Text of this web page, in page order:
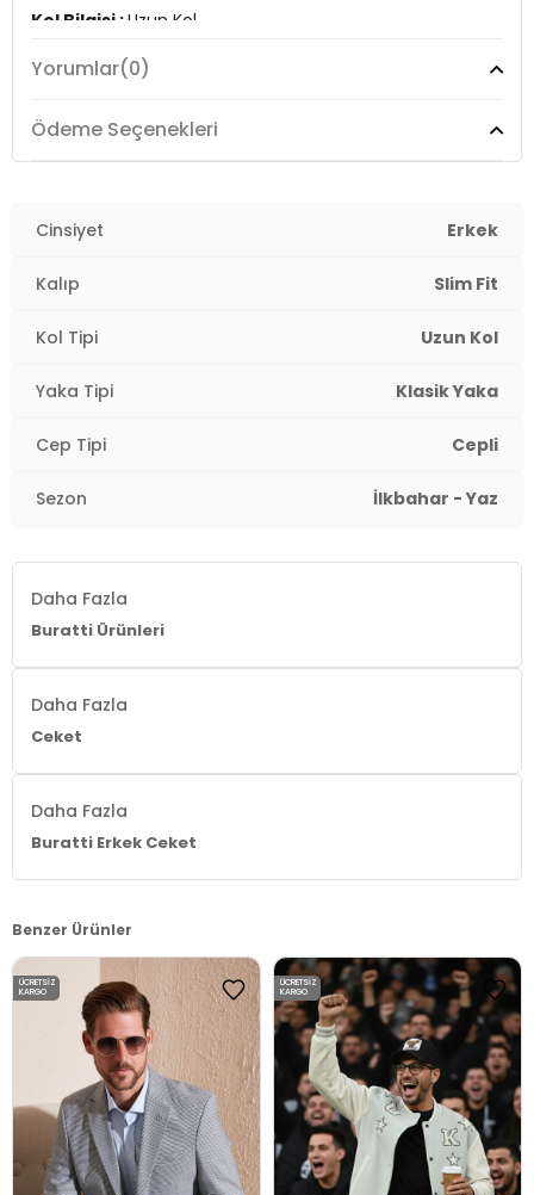
Kol Bilgisi :Uzun Kol
Cep Bilgisi :Cepli
Kalıp Bilgisi :Slim Fit
-Çift yırtmaç
-İç cep
Manken Ölçüsü :
Kilo : 82 kg / Boy : 1.86 cm / Göğüs :
Yorumlar(0)
Ödeme Seçenekleri
Cinsiyet Erkek
Kalıp Slim Fit
Kol Tipi Uzun Kol
Yaka Tipi Klasik Yaka
Cep Tipi Cepli
Sezon İlkbahar - Yaz
Daha Fazla
Buratti Ürünleri
Daha Fazla
Ceket
Daha Fazla
Buratti Erkek Ceket
Benzer Ürünler
ÜCRETSIZ
KARGO
ÜCRETSIZ
KARGO